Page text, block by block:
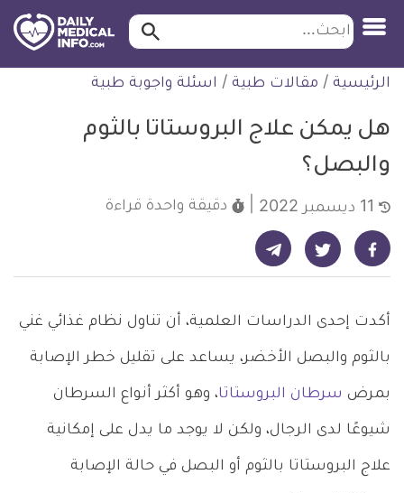
التخطي
للمحتوى
طبية
ابحث ابحث…
الرئيسية / مقالات طبية / اسئلة واجوبة طبية
هل يمكن علاج البروستاتا بالثوم
والبصل؟
دقيقة واحدة قراءة
شارك على فيسبوك - ديلي ميديكال انفو شارك على تويتر - ديلي ميديكال انفو شارك على تيليجرام - ديلي ميديكال انفو
أكدت إحدى الدراسات العلمية، أن تناول نظام غذائي غني
بالثوم والبصل الأخضر، يساعد على تقليل خطر الإصابة
بمرض سرطان البروستاتا، وهو أكثر أنواع السرطان
شيوعًا لدى الرجال، ولكن لا يوجد ما يدل على إمكانية
علاج البروستاتا بالثوم أو البصل في حالة الإصابة